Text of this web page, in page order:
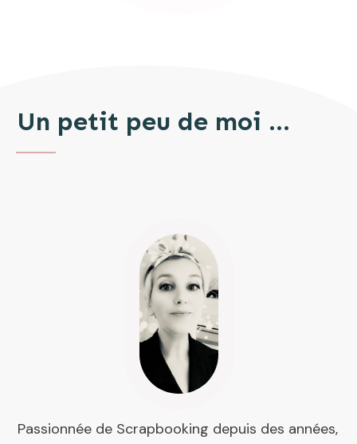
Un petit peu de moi ...
Passionnée de Scrapbooking depuis des années,